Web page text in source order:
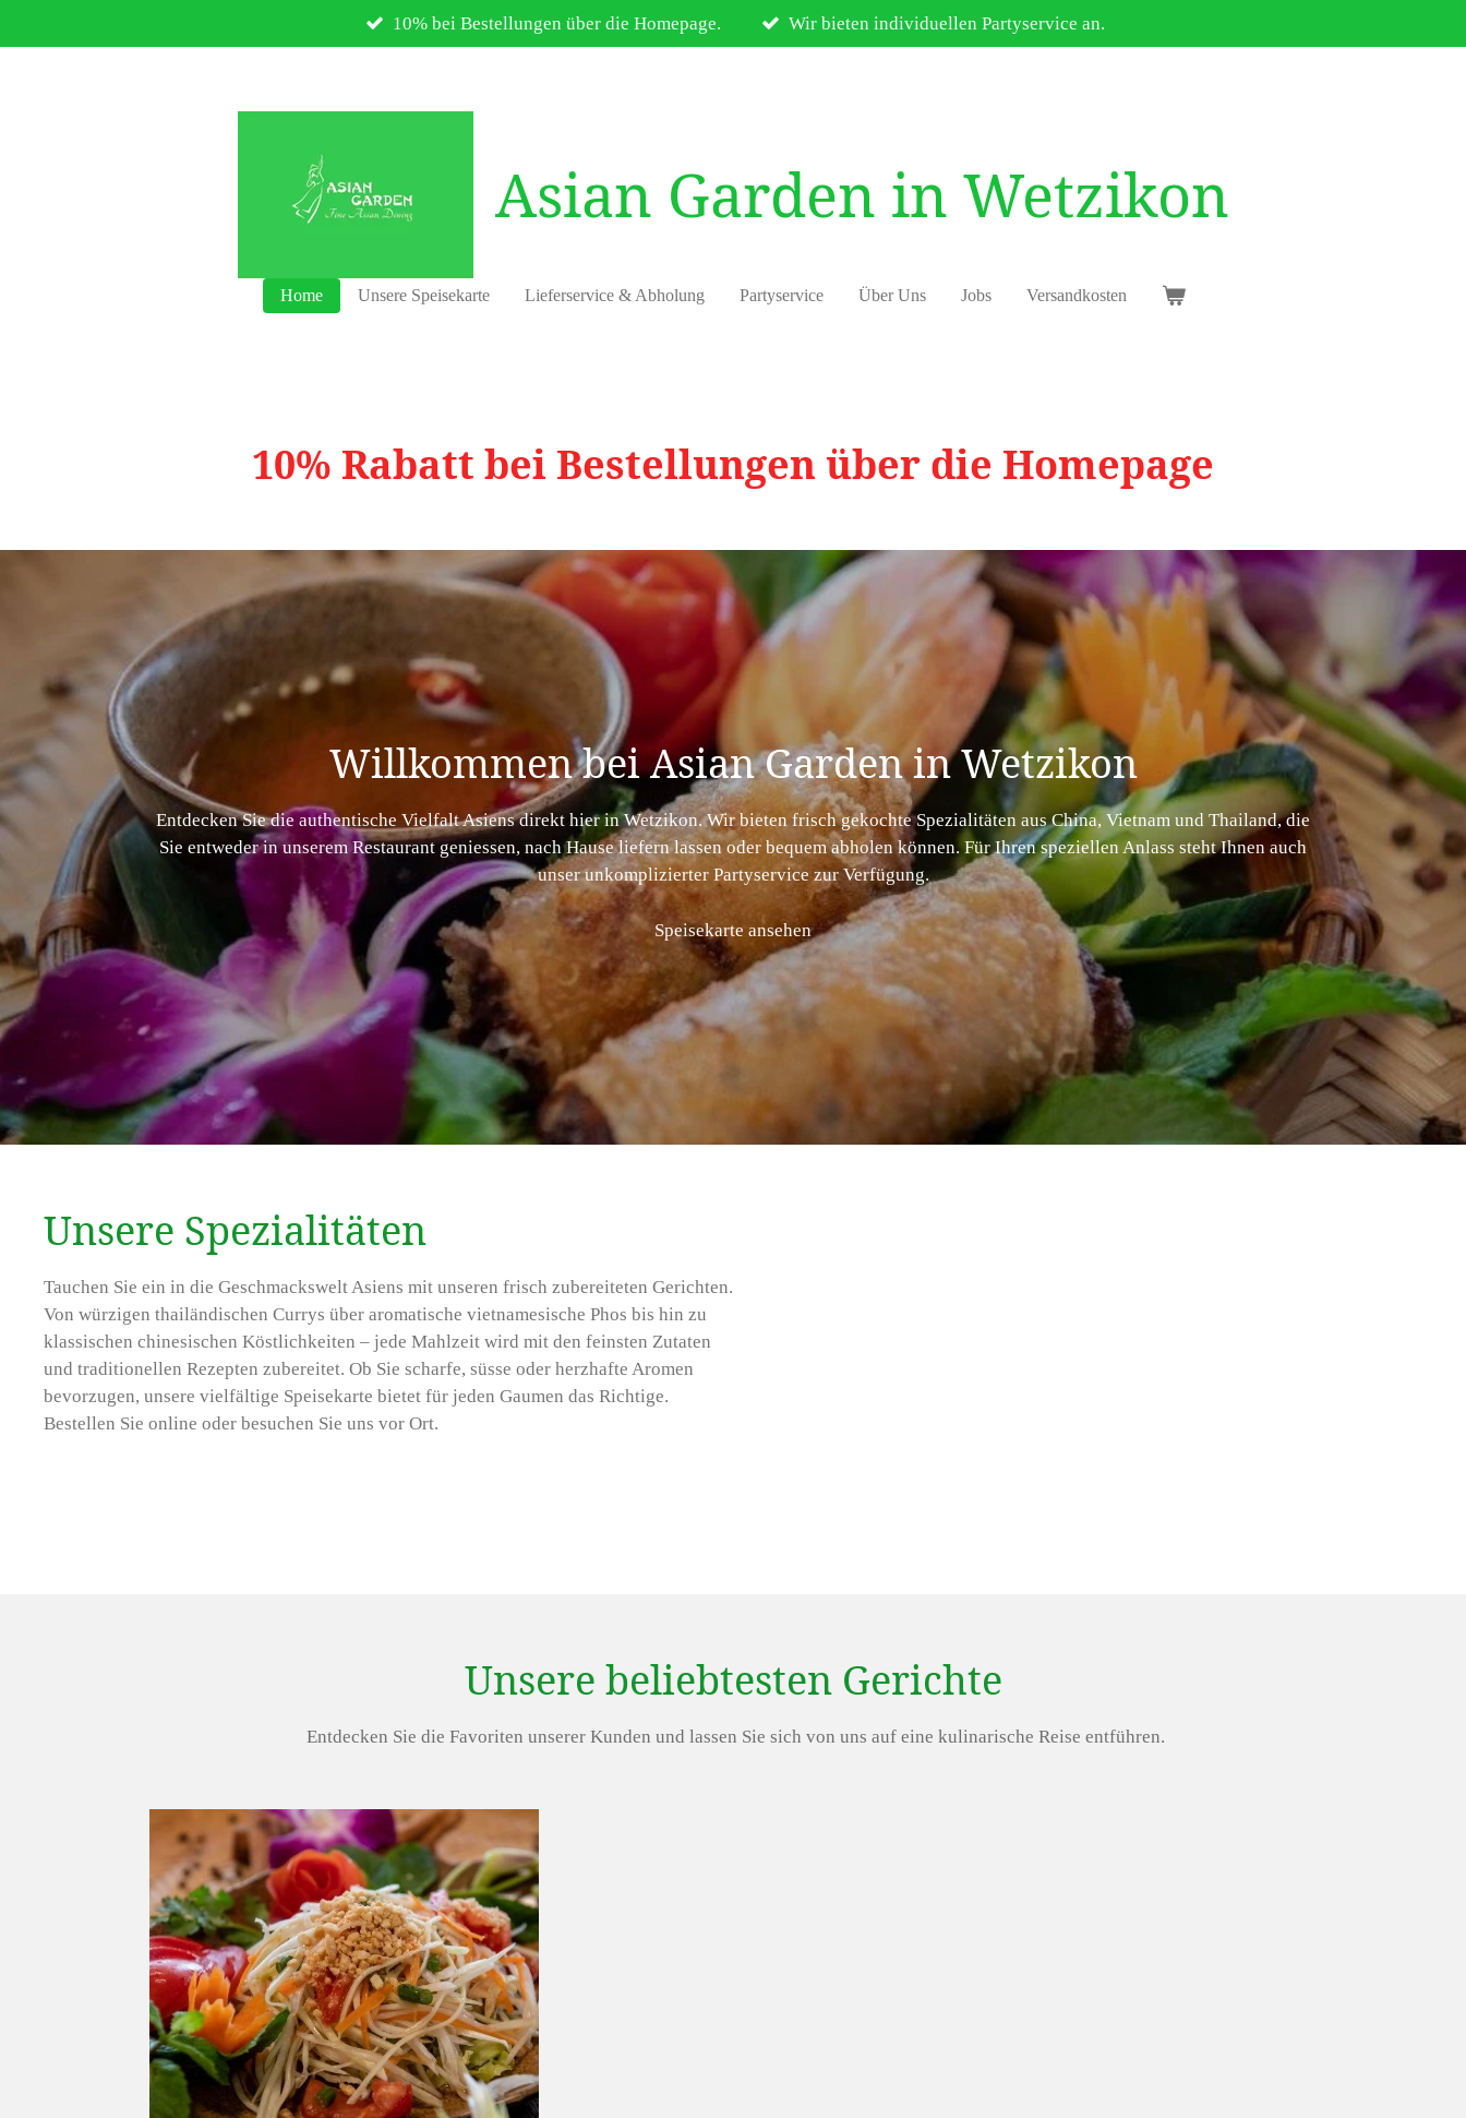
Hauptinhalt
10% bei Bestellungen über die Homepage. Wir bieten individuellen Partyservice an.
Asian Garden in Wetzikon
Home Unsere Speisekarte Lieferservice & Abholung Partyservice Über Uns Jobs Versandkosten
10% Rabatt bei Bestellungen über die Homepage
Willkommen bei Asian Garden in Wetzikon
Entdecken Sie die authentische Vielfalt Asiens direkt hier in Wetzikon. Wir bieten frisch gekochte Spezialitäten aus China, Vietnam und Thailand, die
Sie entweder in unserem Restaurant geniessen, nach Hause liefern lassen oder bequem abholen können. Für Ihren speziellen Anlass steht Ihnen auch
unser unkomplizierter Partyservice zur Verfügung.
Speisekarte ansehen
Unsere Spezialitäten
Tauchen Sie ein in die Geschmackswelt Asiens mit unseren frisch zubereiteten Gerichten.
Von würzigen thailändischen Currys über aromatische vietnamesische Phos bis hin zu
klassischen chinesischen Köstlichkeiten – jede Mahlzeit wird mit den feinsten Zutaten
und traditionellen Rezepten zubereitet. Ob Sie scharfe, süsse oder herzhafte Aromen
bevorzugen, unsere vielfältige Speisekarte bietet für jeden Gaumen das Richtige.
Bestellen Sie online oder besuchen Sie uns vor Ort.
Unsere beliebtesten Gerichte
Entdecken Sie die Favoriten unserer Kunden und lassen Sie sich von uns auf eine kulinarische Reise entführen.